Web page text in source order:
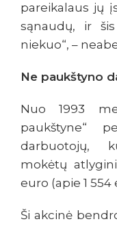
pareikalaus jų
sąnaudų, ir
niekuo“, –
Ne paukštyno
Nuo 1993
paukštyne“
darbuotojų,
mokėtų
euro (apie 1 554
Ši akcinė